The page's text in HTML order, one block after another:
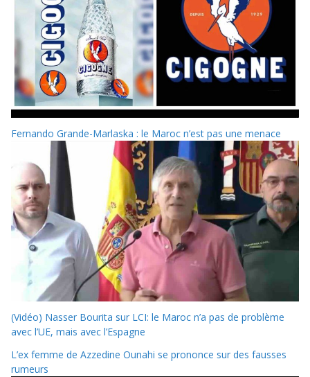
Fernando Grande-Marlaska : le Maroc n’est pas une menace
(Vidéo) Nasser Bourita sur LCI: le Maroc n’a pas de problème
avec l’UE, mais avec l’Espagne
L’ex femme de Azzedine Ounahi se prononce sur des fausses
rumeurs